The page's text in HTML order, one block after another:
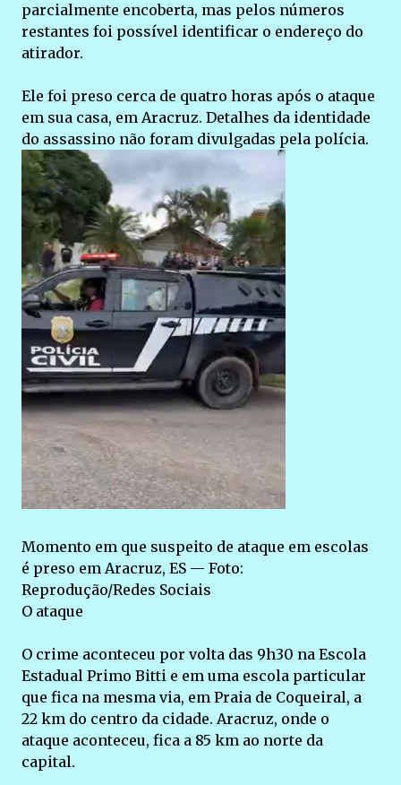
parcialmente encoberta, mas pelos números
restantes foi possível identificar o endereço do
atirador.
Ele foi preso cerca de quatro horas após o ataque
em sua casa, em Aracruz. Detalhes da identidade
do assassino não foram divulgadas pela polícia.
Momento em que suspeito de ataque em escolas
é preso em Aracruz, ES — Foto:
Reprodução/Redes Sociais
O ataque
O crime aconteceu por volta das 9h30 na Escola
Estadual Primo Bitti e em uma escola particular
que fica na mesma via, em Praia de Coqueiral, a
22 km do centro da cidade. Aracruz, onde o
ataque aconteceu, fica a 85 km ao norte da
capital.